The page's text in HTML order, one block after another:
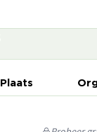
Plaats